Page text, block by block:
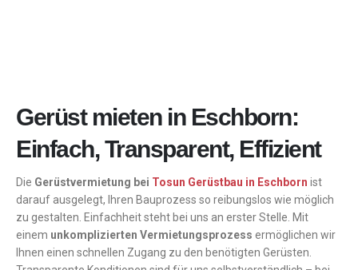
Gerüst mieten in Eschborn:
Einfach, Transparent, Effizient
Die Gerüstvermietung bei Tosun Gerüstbau in Eschborn ist
darauf ausgelegt, Ihren Bauprozess so reibungslos wie möglich
zu gestalten. Einfachheit steht bei uns an erster Stelle. Mit
einem unkomplizierten Vermietungsprozess ermöglichen wir
Ihnen einen schnellen Zugang zu den benötigten Gerüsten.